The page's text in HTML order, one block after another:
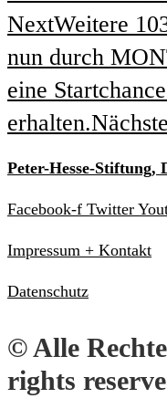
NextWeitere
nun durch
eine
erhalten.
Peter-Hesse-Stiftung,
Facebook-f Twitter
Impressum + Kontakt
Datenschutz
© Alle
rights